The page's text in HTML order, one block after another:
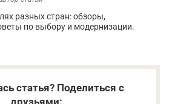
разных стран: обзоры,
по выбору и модернизации.
статья? Поделиться с
друзьями: